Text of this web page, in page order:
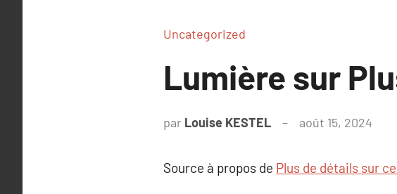
Uncategorized
Lumière sur
par Louise KESTEL août 15, 2024
Source à propos de Plus de détails sur